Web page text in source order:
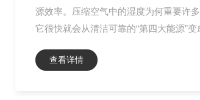
源效率。压缩空气中的湿度为何重要许
它很快就会从清洁可靠的“第四大能源”
查看详情